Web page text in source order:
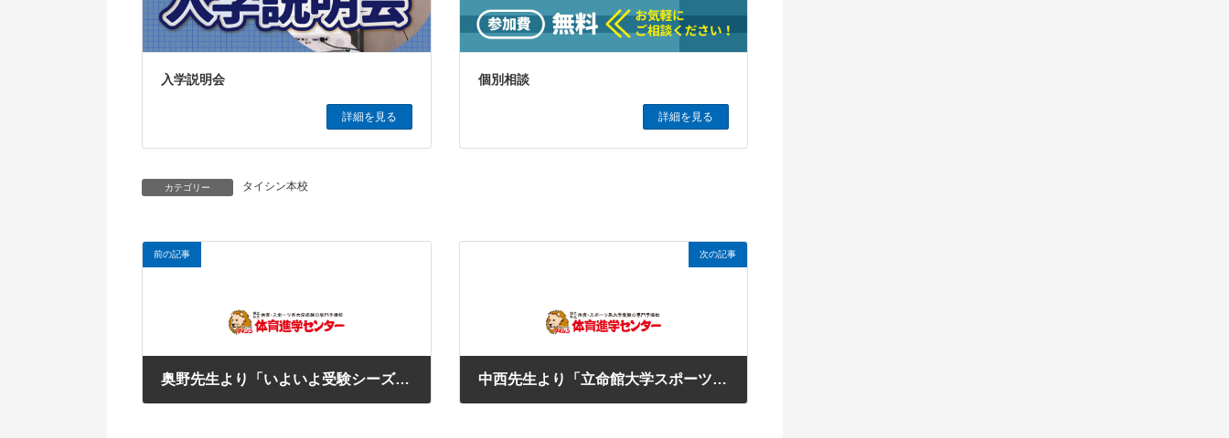
入学説明会
詳細を見る
個別相談
詳細を見る
カテゴリー タイシン本校
前の記事
奥野先生より「いよいよ受験シーズンの到来になりました」
次の記事
中西先生より「立命館大学スポーツ健康科学部シンポジウムに登壇してきました！」